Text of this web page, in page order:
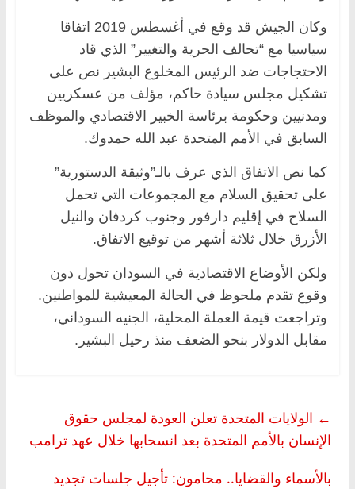
وكان الجيش قد وقع في أغسطس 2019 اتفاقا
سياسيا مع “تحالف الحرية والتغيير” الذي قاد
الاحتجاجات ضد الرئيس المخلوع البشير نص على
تشكيل مجلس سيادة حاكم، مؤلف من عسكريين
ومدنيين وحكومة برئاسة الخبير الاقتصادي والموظف
السابق في الأمم المتحدة عبد الله حمدوك.
كما نص الاتفاق الذي عرف بالـ”وثيقة الدستورية”
على تحقيق السلام مع المجموعات التي تحمل
السلاح في إقليم دارفور وجنوب كردفان والنيل
الأزرق خلال ثلاثة أشهر من توقيع الاتفاق.
ولكن الأوضاع الاقتصادية في السودان تحول دون
وقوع تقدم ملحوظ في الحالة المعيشية للمواطنين.
وتراجعت قيمة العملة المحلية، الجنيه السوداني،
مقابل الدولار بنحو الضعف منذ رحيل البشير.
← الولايات المتحدة تعلن العودة لمجلس حقوق
الإنسان بالأمم المتحدة بعد انسحابها خلال عهد ترامب
بالأسماء والقضايا.. محامون: تأجيل جلسات تجديد